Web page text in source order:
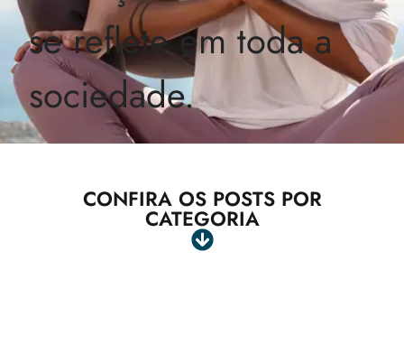
se reflete em toda a
sociedade.
CONFIRA OS POSTS POR
CATEGORIA